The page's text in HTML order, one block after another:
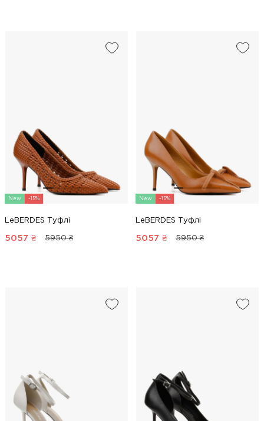
New -15%
LeBERDES Туфлі
5057 ₴ 5950 ₴
New -15%
LeBERDES Туфлі
5057 ₴ 5950 ₴